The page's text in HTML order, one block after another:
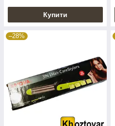
Купити
–28%